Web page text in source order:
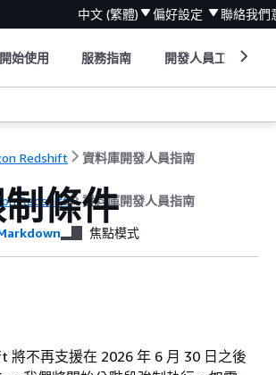
中文 (繁體) 偏好設定 聯絡我們
開始使用 服務指南 開發人員工具
Redshift 資料庫開發人員指南
Redshift 資料庫開發人員指南
條件
焦點模式
將不再支援在 2026 年 6 月 30 日之後